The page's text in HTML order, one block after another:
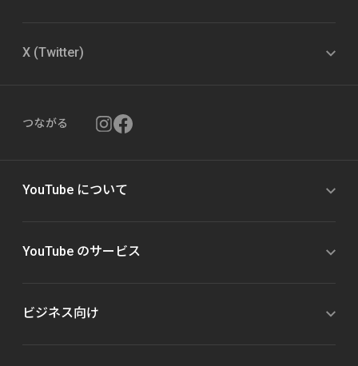
X (Twitter)
つながる
YouTube について
YouTube のサービス
ビジネス向け